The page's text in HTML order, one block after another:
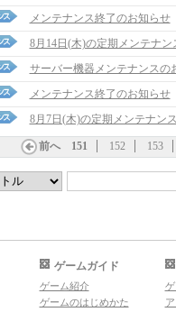
メンテナンス終了のお知らせ
8月14日(木)の定期メンテナン
サーバー機器メンテナンスの
メンテナンス終了のお知らせ
8月7日(木)の定期メンテナン
前へ 151 152 153
ゲームガイド
ゲーム紹介
ゲームのはじめかた